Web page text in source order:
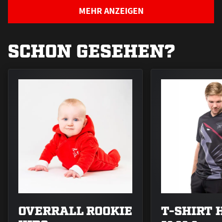
MEHR ANZEIGEN
SCHON GESEHEN?
OVERRALL ROOKIE
T-SHIRT